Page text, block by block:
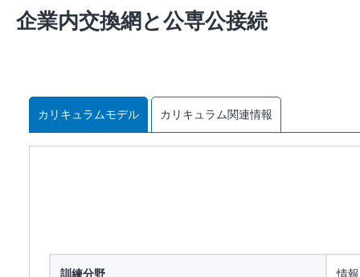
企業内交換網と公専公接続
カリキュラムモデル カリキュラム関連情報
訓練分野 情